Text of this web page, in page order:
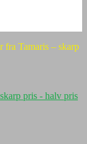
fra Tamaris – skarp